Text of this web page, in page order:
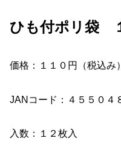
ひも付ポリ袋
価格：１１０円（税込み）
JANコード：４５５０４
入数：１２枚入